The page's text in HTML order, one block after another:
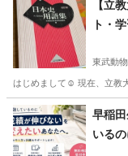
【立
ト・
東武動
はじめまして☺️ 現在、立教
埼玉 南埼玉郡 東
早稲
いる